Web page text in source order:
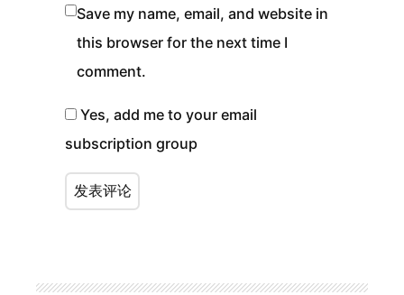
Save my name, email, and website in
this browser for the next time I
comment.
Yes, add me to your email
subscription group